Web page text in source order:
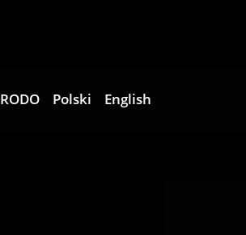
RODO Polski English